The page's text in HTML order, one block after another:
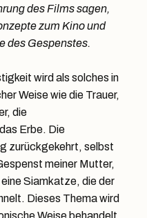
des Films sagen,
zum Kino und
des Gespenstes.
wird als solches in
Weise wie die Trauer,
die
Erbe. Die
zurückgekehrt, selbst
meiner Mutter,
Siamkatze, die der
Dieses Thema wird